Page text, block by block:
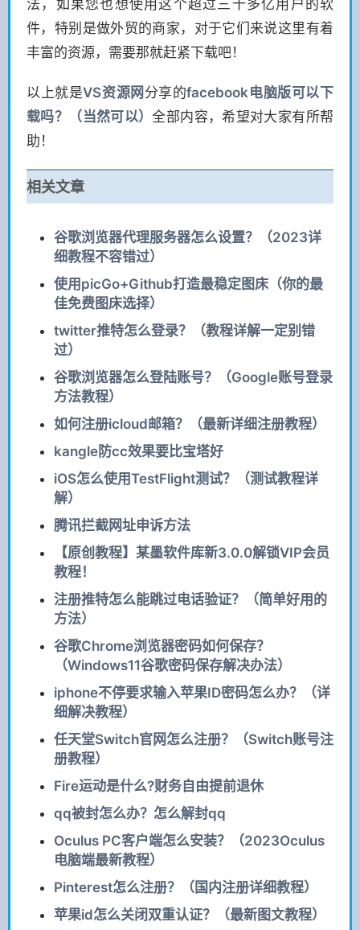
法，如果您也想使用这个超过三十多亿用户的软
件，特别是做外贸的商家，对于它们来说这里有着
丰富的资源，需要那就赶紧下载吧！
以上就是VS资源网 分享的facebook电脑版可以下
载吗？（当然可以）全部内容，希望对大家有所帮
助！
相关文章
谷歌浏览器代理服务器怎么设置？（2023详
细教程不容错过）
使用picGo+Github打造最稳定图床（你的最
佳免费图床选择）
twitter推特怎么登录？（教程详解一定别错
过）
谷歌浏览器怎么登陆账号？（Google账号登录
方法教程）
如何注册icloud邮箱？（最新详细注册教程）
kangle防cc效果要比宝塔好
iOS怎么使用TestFlight测试？（测试教程详
解）
腾讯拦截网址申诉方法
【原创教程】某墨软件库新3.0.0解锁VIP会员
教程！
注册推特怎么能跳过电话验证？（简单好用的
方法）
谷歌Chrome浏览器密码如何保存？
（Windows11谷歌密码保存解决办法）
iphone不停要求输入苹果ID密码怎么办？（详
细解决教程）
任天堂Switch官网怎么注册？（Switch账号注
册教程）
Fire运动是什么?财务自由提前退休
qq被封怎么办？怎么解封qq
Oculus PC客户端怎么安装？（2023Oculus
电脑端最新教程）
Pinterest怎么注册？（国内注册详细教程）
苹果id怎么关闭双重认证？（最新图文教程）